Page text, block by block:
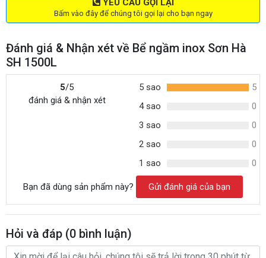
YÊU CẦU GỌI LẠI
Bấm vào đây để chúng tôi gọi lại cho bạn ngay
Đánh giá & Nhận xét về Bể ngầm inox Sơn Hà
SH 1500L
5/5
đánh giá & nhận xét
5 sao
5
4 sao
0
3 sao
0
2 sao
0
1 sao
0
Bạn đã dùng sản phẩm này? Gửi đánh giá của bạn
Hỏi và đáp (0 bình luận)